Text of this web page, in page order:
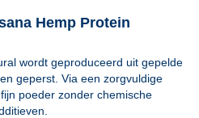
Hemp Protein
wordt geproduceerd uit gepelde
geperst. Via een zorgvuldige
poeder zonder chemische